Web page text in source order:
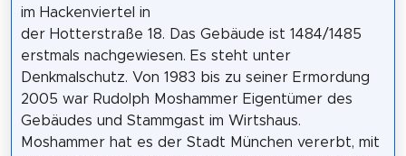
im Hackenviertel in
der Hotterstraße 18. Das Gebäude ist 1484/1485
erstmals nachgewiesen. Es steht unter
Denkmalschutz. Von 1983 bis zu seiner Ermordung
2005 war Rudolph Moshammer Eigentümer des
Gebäudes und Stammgast im Wirtshaus.
Moshammer hat es der Stadt München vererbt, mit